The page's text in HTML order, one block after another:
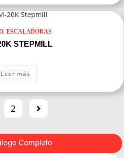
, ESCALADORAS
STEPMILL
Leer más
2
Completo